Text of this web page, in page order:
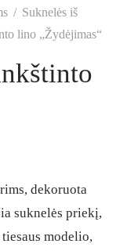
/ Suknelės iš
lino „Žydėjimas“
dekoruota
suknelės priekį,
modelio,